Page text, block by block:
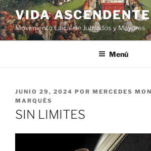
VIDA ASCENDENTE
Movimiento Laical de Jubilados y Mayores
Menú
JUNIO 29, 2024 POR MERCEDES
MARQUÉS
SIN LIMITES